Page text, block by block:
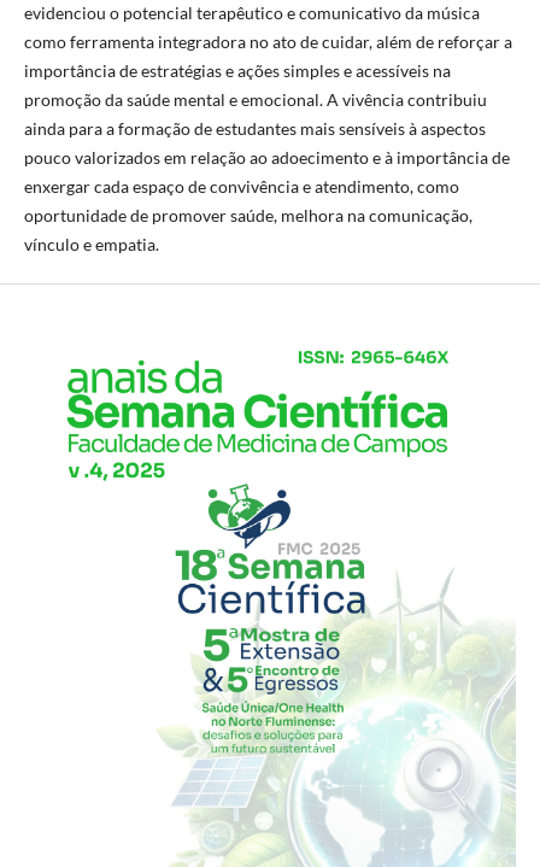
evidenciou o potencial terapêutico e comunicativo da música
como ferramenta integradora no ato de cuidar, além de reforçar a
importância de estratégias e ações simples e acessíveis na
promoção da saúde mental e emocional. A vivência contribuiu
ainda para a formação de estudantes mais sensíveis à aspectos
pouco valorizados em relação ao adoecimento e à importância de
enxergar cada espaço de convivência e atendimento, como
oportunidade de promover saúde, melhora na comunicação,
vínculo e empatia.